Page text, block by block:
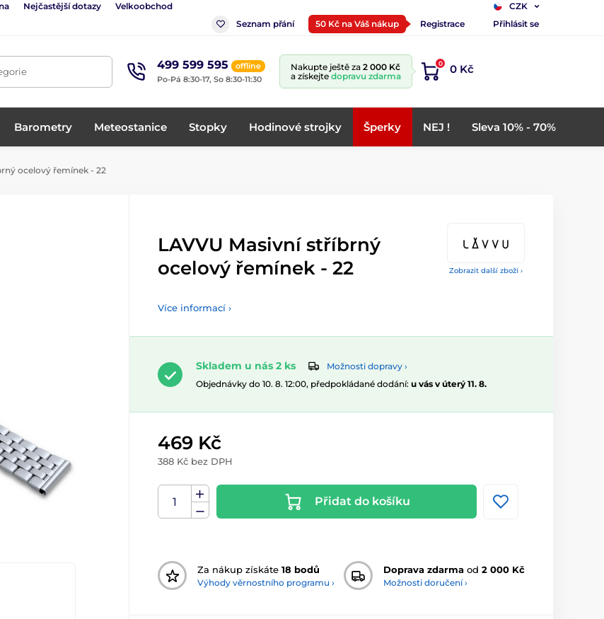
Nejčastější dotazy Velkoobchod
CZK
Seznam přání
50 Kč na Váš nákup Registrace Přihlásit se
499 599 595
offline
Po-Pá 8:30-17, So 8:30-11:30
Nakupte ještě za 2 000 Kč
a získejte dopravu zdarma
0 0 Kč
Barometry Meteostanice Stopky Hodinové strojky Šperky NEJ ! Sleva 10% - 70%
ocelový řemínek - 22
Zobrazit další zboží ›
LAVVU Masivní stříbrný
ocelový řemínek - 22
Více informací ›
Skladem u nás 2 ks
Možnosti dopravy ›
Objednávky do 10. 8. 12:00, předpokládané dodání: u vás v úterý 11. 8.
469 Kč
388 Kč bez DPH
Přidat do košíku
Za nákup získáte 18 bodů
Výhody věrnostního programu ›
Doprava zdarma od 2 000 Kč
Možnosti doručení ›